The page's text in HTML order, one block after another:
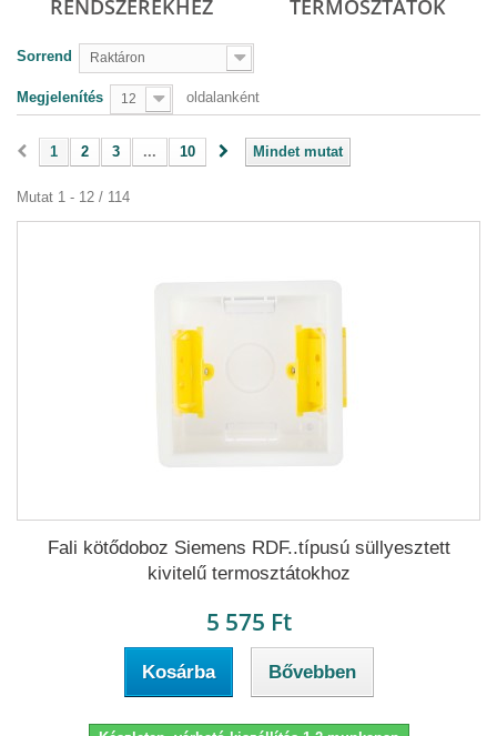
RENDSZEREKHEZ TERMOSZTÁTOK
Sorrend Raktáron
Megjelenítés 12 oldalanként
Mindet mutat
1 2 3 ... 10
Mutat 1 - 12 / 114
Fali kötődoboz Siemens RDF..típusú süllyesztett
kivitelű termosztátokhoz
5 575 Ft
Kosárba Bővebben